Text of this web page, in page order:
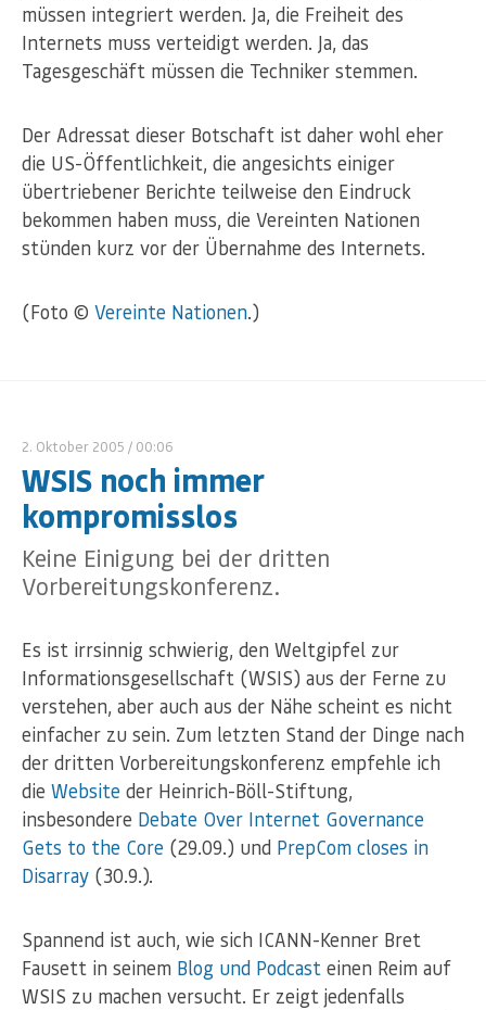
müssen integriert werden. Ja, die Freiheit des
Internets muss verteidigt werden. Ja, das
Tagesgeschäft müssen die Techniker stemmen.
Der Adressat dieser Botschaft ist daher wohl eher
die US-Öffentlichkeit, die angesichts einiger
übertriebener Berichte teilweise den Eindruck
bekommen haben muss, die Vereinten Nationen
stünden kurz vor der Übernahme des Internets.
(Foto © Vereinte Nationen.)
2. Oktober 2005 / 00:06
WSIS noch immer
kompromisslos
Keine Einigung bei der dritten
Vorbereitungskonferenz.
Es ist irrsinnig schwierig, den Weltgipfel zur
Informationsgesellschaft (WSIS) aus der Ferne zu
verstehen, aber auch aus der Nähe scheint es nicht
einfacher zu sein. Zum letzten Stand der Dinge nach
der dritten Vorbereitungskonferenz empfehle ich
die Website der Heinrich-Böll-Stiftung,
insbesondere Debate Over Internet Governance
Gets to the Core (29.09.) und PrepCom closes in
Disarray (30.9.).
Spannend ist auch, wie sich ICANN-Kenner Bret
Fausett in seinem Blog und Podcast einen Reim auf
WSIS zu machen versucht. Er zeigt jedenfalls